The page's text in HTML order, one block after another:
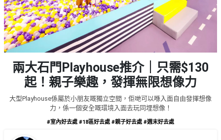
註
冊
品
處
#
室
內
好
去
處
#
兩大石門Playhouse推介｜只需$130
起！親子樂趣，發揮無限想像力
大型Playhouse係屬於小朋友嘅獨立空間，佢哋可以喺入面自由發揮想像
力，係一個安全嘅環境入面去玩同埋想像！
#室內好去處 #18區好去處 #親子好去處 #週末好去處